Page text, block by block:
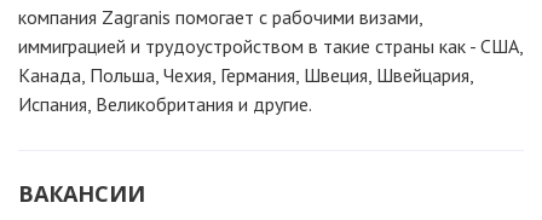
компания Zagranis помогает с рабочими визами,
иммиграцией и трудоустройством в такие страны как - США,
Канада, Польша, Чехия, Германия, Швеция, Швейцария,
Испания, Великобритания и другие.
ВАКАНСИИ